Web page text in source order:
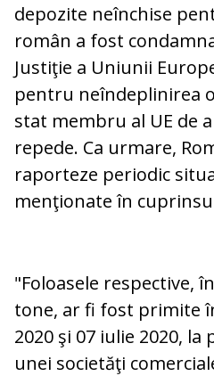
depozite neînchise
român a fost
Justiţie a Uniunii
pentru neîndeplinirea
stat membru al UE de
repede. Ca urmare,
raporteze periodic
menţionate în
"Foloasele respective,
tone, ar fi fost primite
2020 şi 07 iulie 2020,
unei societăţi